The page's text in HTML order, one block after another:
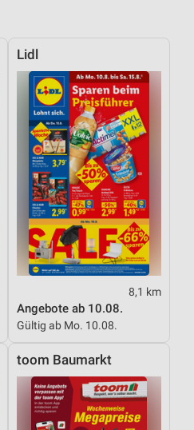
Lidl
8,1 km
Angebote ab 10.08.
Gültig ab Mo. 10.08.
toom Baumarkt